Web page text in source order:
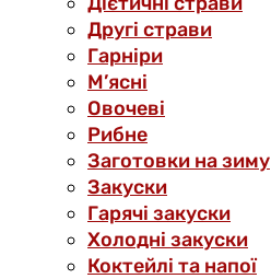
Другі страви
Гарніри
М’ясні
Овочеві
Рибне
Заготовки на зиму
Закуски
Гарячі закуски
Холодні закуски
Коктейлі та напої